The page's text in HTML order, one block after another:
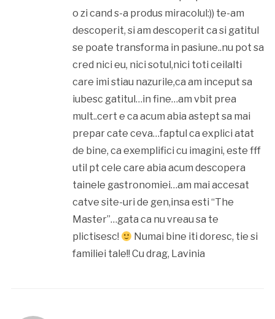
o zi cand s-a produs miracolul:)) te-am
descoperit, si am descoperit ca si gatitul
se poate transforma in pasiune..nu pot sa
cred nici eu, nici sotul,nici toti ceilalti
care imi stiau nazurile,ca am inceput sa
iubesc gatitul…in fine…am vbit prea
mult..cert e ca acum abia astept sa mai
prepar cate ceva…faptul ca explici atat
de bine, ca exemplifici cu imagini, este fff
util pt cele care abia acum descopera
tainele gastronomiei…am mai accesat
catve site-uri de gen,insa esti “The
Master”…gata ca nu vreau sa te
plictisesc!
Numai bine iti doresc, tie si
familiei tale!! Cu drag, Lavinia